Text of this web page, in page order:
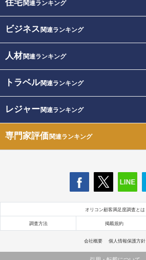
住宅関連ランキング
ビジネス 関連ランキング
人材関連ランキング
トラベル関連ランキング
レジャー関連ランキング
専門家評価関連ランキング
オリコン顧客満足度調査とは
調査方法 掲載規約
会社概要 個人情報保護方針